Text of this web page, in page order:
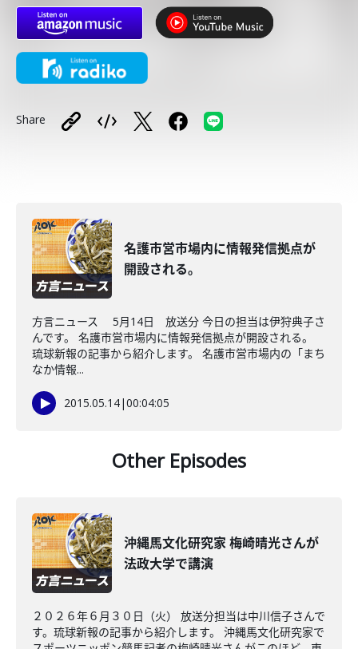
Share
名護市営市場内に情報発信拠点が
開設される。
方言ニュース 5月14日 放送分 今日の担当は伊狩典子さ
んです。 名護市営市場内に情報発信拠点が開設される。
琉球新報の記事から紹介します。 名護市営市場内の「まち
なか情報...
2015.05.14|00:04:05
Other Episodes
沖縄馬文化研究家 梅崎晴光さんが
法政大学で講演
２０２６年６月３０日（火） 放送分担当は中川信子さんで
す。琉球新報の記事から紹介します。 沖縄馬文化研究家で